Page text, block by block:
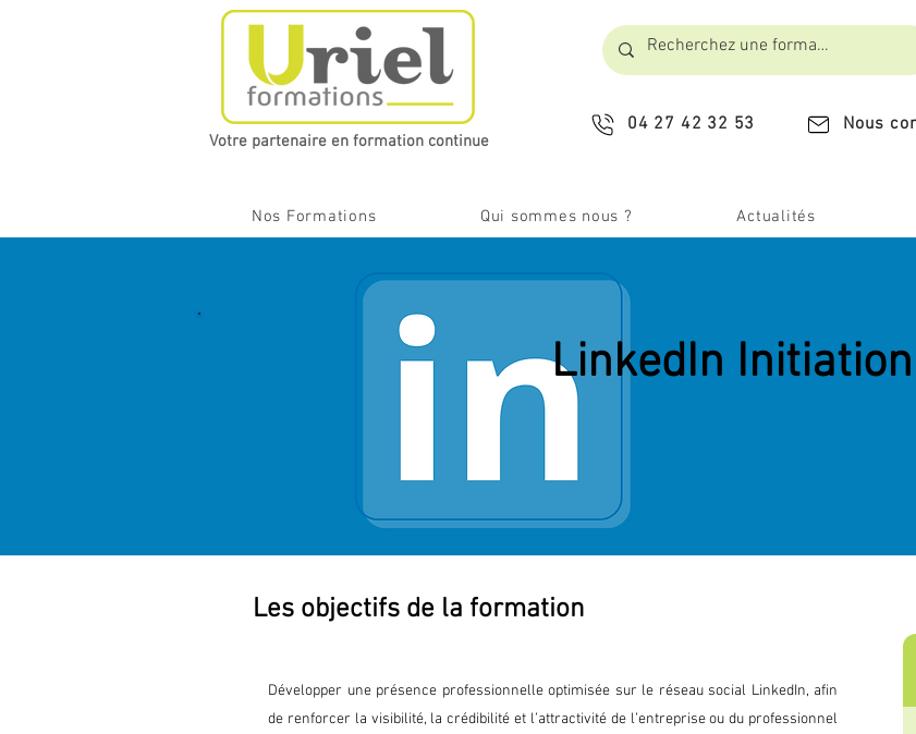
Votre partenaire en formation continue​​
04 27 42 32 53 Nous
Nos Formations Qui sommes nous ? Actualités
LinkedIn Initiation
Les objectifs de la formation
Développer une présence professionnelle optimisée sur le réseau social LinkedIn, afin
de renforcer la visibilité, la crédibilité et l’attractivité de l’entreprise ou du professionnel